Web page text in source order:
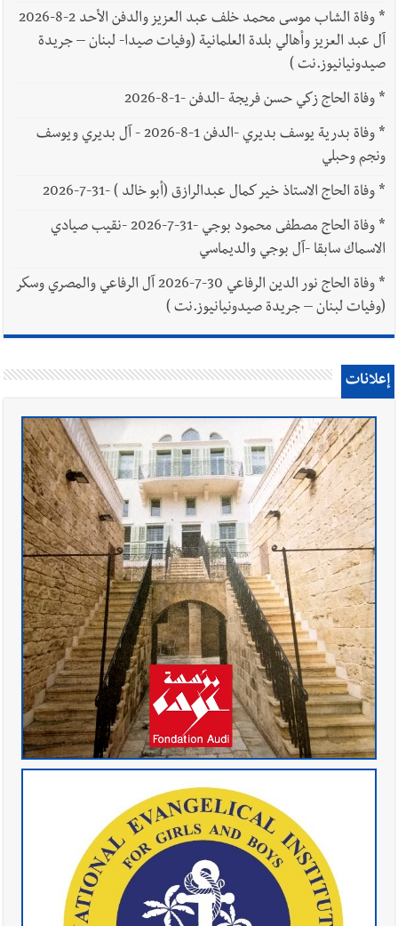
*
وفاة الشاب موسى محمد خلف عبد العزيز والدفن الأحد 2-8-2026
آل عبد العزيز وأهالي بلدة العلمانية (وفيات صيدا- لبنان – جريدة
صيدونيانيوز.نت )
*وفاة الحاج زكي حسن فريجة -الدفن -1-8-2026
*
وفاة بدرية يوسف بديري -الدفن 1-8-2026 - آل بديري ويوسف
ونجم وحبلي
*وفاة الحاج الاستاذ خير كمال عبدالرازق (أبو خالد ) -31-7-2026
*
وفاة الحاج مصطفى محمود بوجي -31-7-2026 -نقيب صيادي
الاسماك سابقا -آل بوجي والديماسي
*
وفاة الحاج نور الدين الرفاعي 30-7-2026 آل الرفاعي والمصري وسكر
(وفيات لبنان – جريدة صيدونيانيوز.نت )
إعلانات